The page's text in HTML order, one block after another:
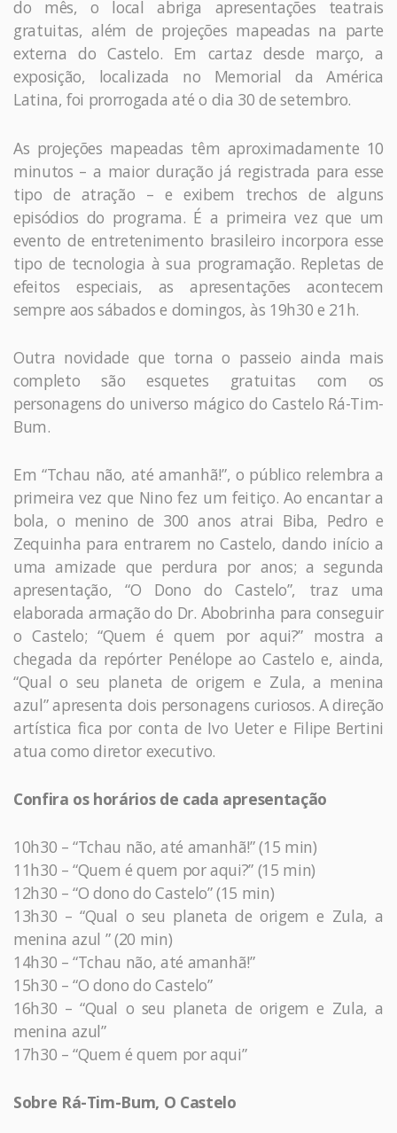
do mês, o local abriga apresentações teatrais
gratuitas, além de projeções mapeadas na parte
externa do Castelo. Em cartaz desde março, a
exposição, localizada no Memorial da América
Latina, foi prorrogada até o dia 30 de setembro.
As projeções mapeadas têm aproximadamente 10
minutos – a maior duração já registrada para esse
tipo de atração – e exibem trechos de alguns
episódios do programa. É a primeira vez que um
evento de entretenimento brasileiro incorpora esse
tipo de tecnologia à sua programação. Repletas de
efeitos especiais, as apresentações acontecem
sempre aos sábados e domingos, às 19h30 e 21h.
Outra novidade que torna o passeio ainda mais
completo são esquetes gratuitas com os
personagens do universo mágico do Castelo Rá-Tim-
Bum.
Em “Tchau não, até amanhã!”, o público relembra a
primeira vez que Nino fez um feitiço. Ao encantar a
bola, o menino de 300 anos atrai Biba, Pedro e
Zequinha para entrarem no Castelo, dando início a
uma amizade que perdura por anos; a segunda
apresentação, “O Dono do Castelo”, traz uma
elaborada armação do Dr. Abobrinha para conseguir
o Castelo; “Quem é quem por aqui?” mostra a
chegada da repórter Penélope ao Castelo e, ainda,
“Qual o seu planeta de origem e Zula, a menina
azul” apresenta dois personagens curiosos. A direção
artística fica por conta de Ivo Ueter e Filipe Bertini
atua como diretor executivo.
Confira os horários de cada apresentação
10h30 – “Tchau não, até amanhã!” (15 min)
11h30 – “Quem é quem por aqui?” (15 min)
12h30 – “O dono do Castelo” (15 min)
13h30 – “Qual o seu planeta de origem e Zula, a
menina azul ” (20 min)
14h30 – “Tchau não, até amanhã!”
15h30 – “O dono do Castelo”
16h30 – “Qual o seu planeta de origem e Zula, a
menina azul”
17h30 – “Quem é quem por aqui”
Sobre Rá-Tim-Bum, O Castelo